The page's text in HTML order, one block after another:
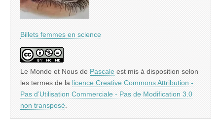
Billets femmes en science
Le Monde et Nous de Pascale est mis à disposition selon
les termes de la licence Creative Commons Attribution -
Pas d’Utilisation Commerciale - Pas de Modification 3.0
non transposé